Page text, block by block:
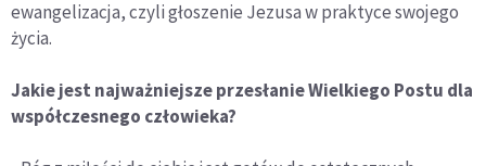
ewangelizacja, czyli głoszenie Jezusa w praktyce swojego
życia.
Jakie jest najważniejsze przesłanie Wielkiego Postu dla
współczesnego człowieka?